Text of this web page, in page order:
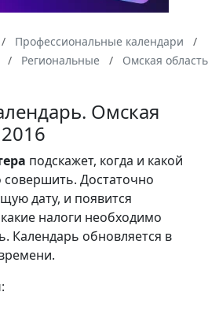
Профессиональные календари
Региональные
Омская область
Омская
подскажет, когда и какой
Достаточно
дату, и появится
налоги необходимо
Календарь обновляется в
: